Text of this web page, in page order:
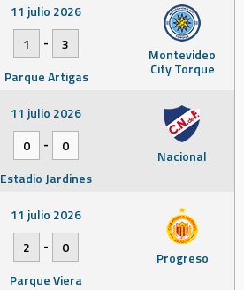
Montevideo
City Torque
11 julio 2026
1
-
3
Parque Artigas
Nacional
11 julio 2026
0
-
0
Estadio Jardines
Progreso
11 julio 2026
2
-
0
Parque Viera